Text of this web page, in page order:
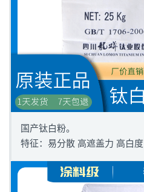
国产钛白粉。
特征：易分散 高遮盖力 高白度